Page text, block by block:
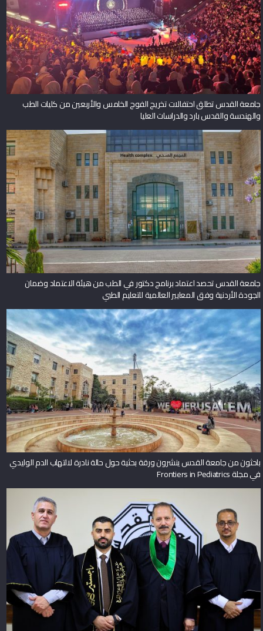
جامعة القدس تطلق احتفالات تخريج الفوج الخامس والأربعين من كليات الطب
والهندسة والقدس بارد والدراسات العليا
جامعة القدس تحصد اعتماد برنامج دكتور في الطب من هيئة الاعتماد وضمان
الجودة الأردنية وفق المعايير العالمية للتعليم الطبي
باحثون من جامعة القدس ينشرون ورقة بحثية حول حالة نادرة لالتهاب الدم الوليدي
في مجلة Frontiers in Pediatrics